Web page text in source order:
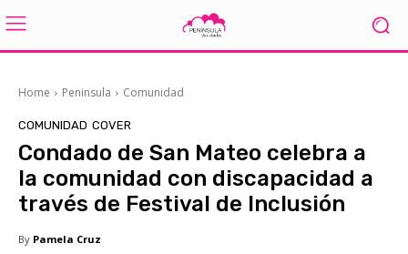
Home Peninsula Comunidad
COMUNIDAD COVER
Condado de San Mateo celebra a
la comunidad con discapacidad a
través de Festival de Inclusión
By Pamela Cruz